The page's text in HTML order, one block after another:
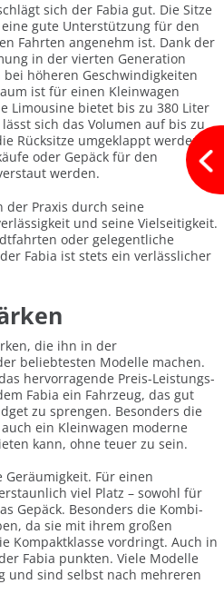
sich der Fabia gut. Die Sitze
gute Unterstützung für den
Fahrten angenehm ist. Dank der
in der vierten Generation
höheren Geschwindigkeiten
ist für einen Kleinwagen
Limousine bietet bis zu 380 Liter
sich das Volumen auf bis zu
Rücksitze umgeklappt werden.
oder Gepäck für den
werden.
der Praxis durch seine
und seine Vielseitigkeit.
oder gelegentliche
Fabia ist stets ein verlässlicher
die ihn in der
beliebtesten Modelle machen.
hervorragende Preis-Leistungs-
Fabia ein Fahrzeug, das gut
zu sprengen. Besonders die
ein Kleinwagen moderne
kann, ohne teuer zu sein.
Für einen
viel Platz – sowohl für
Gepäck. Besonders die Kombi-
da sie mit ihrem großen
Kompaktklasse vordringt. Auch in
Fabia punkten. Viele Modelle
und sind selbst nach mehreren